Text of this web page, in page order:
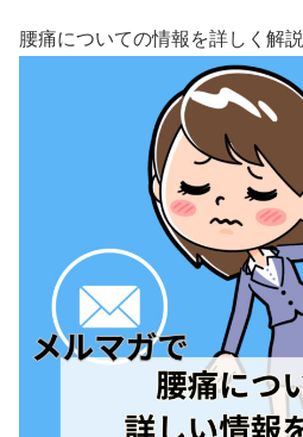
腰痛についての情報を詳しく解説